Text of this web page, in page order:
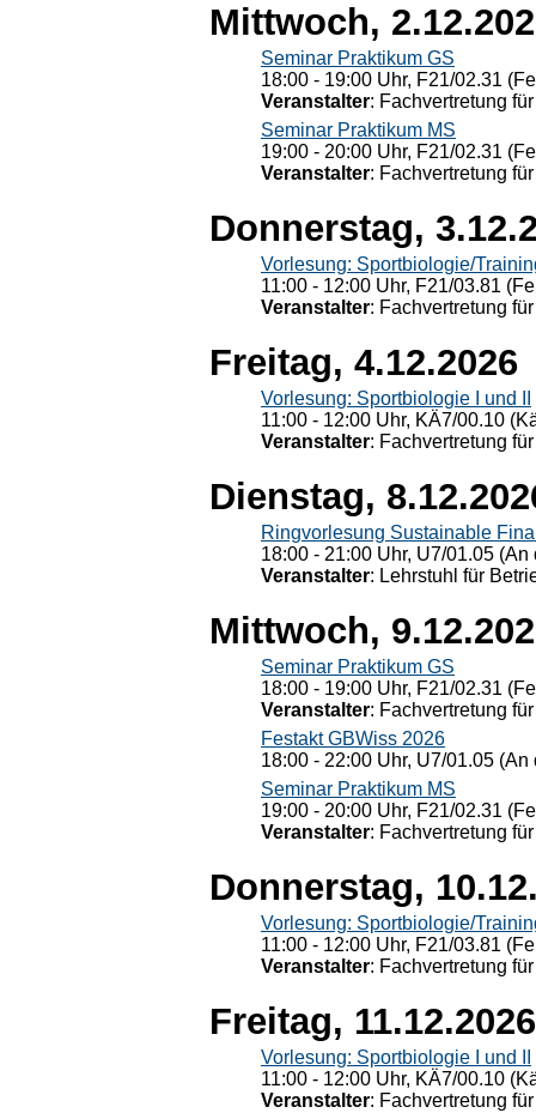
Mittwoch,
Seminar Praktikum GS
18:00 - 19:00 Uhr, F21/02.31
Veranstalter: Fachvertretung
Seminar Praktikum MS
19:00 - 20:00 Uhr, F21/02.31
Veranstalter: Fachvertretung
Donnerstag,
Vorlesung: Sportbiologie/
11:00 - 12:00 Uhr, F21/03.81
Veranstalter: Fachvertretung
Freitag, 4.12.2026
Vorlesung: Sportbiologie I und II
11:00 - 12:00 Uhr, KÄ7/00.10
Veranstalter: Fachvertretung
Dienstag,
Ringvorlesung Sustainable
18:00 - 21:00 Uhr, U7/01.05
Veranstalter: Lehrstuhl für
Mittwoch,
Seminar Praktikum GS
18:00 - 19:00 Uhr, F21/02.31
Veranstalter: Fachvertretung
Festakt GBWiss 2026
18:00 - 22:00 Uhr, U7/01.05
Seminar Praktikum MS
19:00 - 20:00 Uhr, F21/02.31
Veranstalter: Fachvertretung
Donnerstag,
Vorlesung: Sportbiologie/
11:00 - 12:00 Uhr, F21/03.81
Veranstalter: Fachvertretung
Freitag, 11.12.2026
Vorlesung: Sportbiologie I und II
11:00 - 12:00 Uhr, KÄ7/00.10
Veranstalter: Fachvertretung